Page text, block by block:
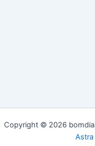
Copyright © 2026
Astra